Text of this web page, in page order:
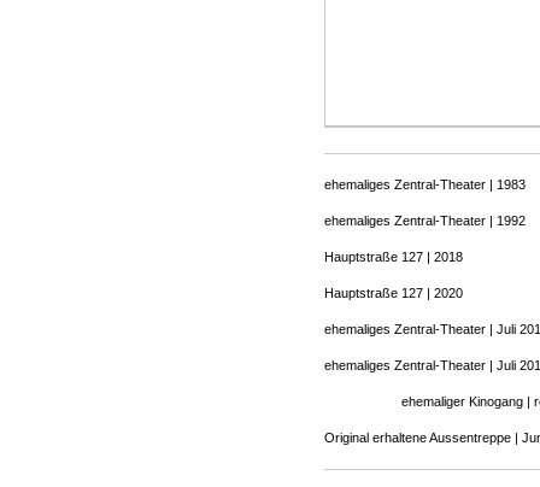
ehemaliges Zentral-Theater | 1983
ehemaliges Zentral-Theater | 1992
Hauptstraße 127 | 2018
Hauptstraße 127 | 2020
ehemaliges Zentral-Theater | Juli
ehemaliges Zentral-Theater | Juli
ehemaliger Kinogang |
Original erhaltene Aussentreppe |